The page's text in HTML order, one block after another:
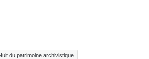
du patrimoine archivistique